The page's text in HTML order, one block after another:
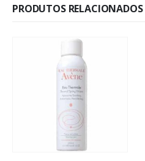
PRODUTOS RELACIONADOS